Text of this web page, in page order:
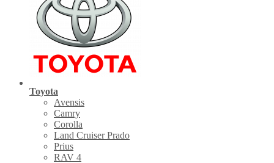
Toyota
Avensis
Camry
Corolla
Land Cruiser Prado
Prius
RAV 4